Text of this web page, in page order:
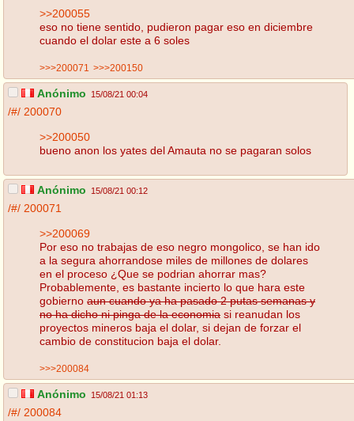
>>200055
eso no tiene sentido, pudieron pagar eso en diciembre
cuando el dolar este a 6 soles
>>>200071 >>>200150
Anónimo 15/08/21 00:04
/#/ 200070
>>200050
bueno anon los yates del Amauta no se pagaran solos
Anónimo 15/08/21 00:12
/#/ 200071
>>200069
Por eso no trabajas de eso negro mongolico, se han ido
a la segura ahorrandose miles de millones de dolares
en el proceso ¿Que se podrian ahorrar mas?
Probablemente, es bastante incierto lo que hara este
gobierno aun cuando ya ha pasado 2 putas semanas y
no ha dicho ni pinga de la economia si reanudan los
proyectos mineros baja el dolar, si dejan de forzar el
cambio de constitucion baja el dolar.
>>>200084
Anónimo 15/08/21 01:13
/#/ 200084